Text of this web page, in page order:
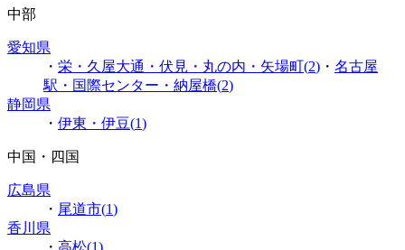
中部
愛知県
・ 栄・久屋大通・伏見・丸の内・矢場町(2) ・ 名古屋
駅・国際センター・納屋橋(2)
静岡県
・ 伊東・伊豆(1)
中国・四国
広島県
・ 尾道市(1)
香川県